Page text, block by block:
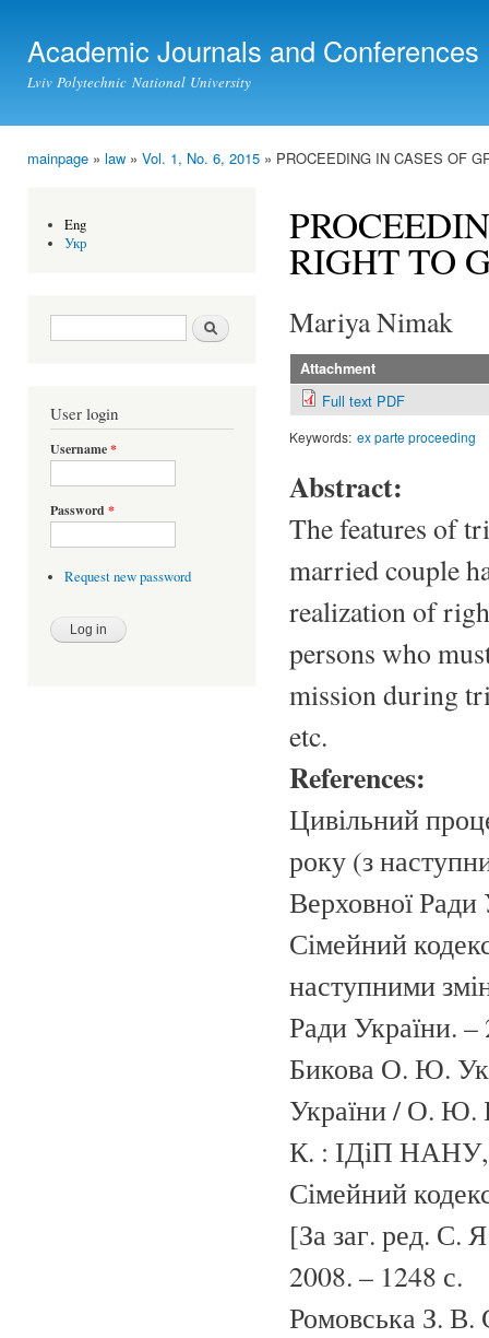
Academic Journals and Conferences
Lviv Polytechnic National University
mainpage » law » Vol. 1, No. 6, 2015 » PROCEEDING IN CASES OF
Eng
Укр
Search form Search
User login
Username*
Password *
Request new password
RIGHT TO
Mariya Nimak
Attachment
Full text PDF
Keywords: ex parte proceeding
Abstract:
The features of
married couple
realization of
persons who
mission during
etc.
References:
Цивільний
року (з
Верховної
Сімейний
наступними
Ради України.
Бикова О. Ю.
України / О. Ю.
К. : ІДіП НАНУ,
Сімейний
[За заг. ред.
2008. – 1248 с.
Ромовська З. В.